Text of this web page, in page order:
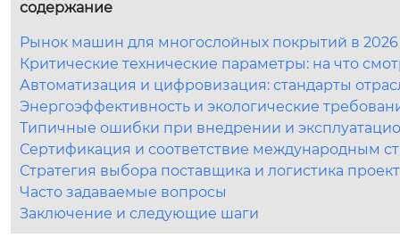
содержание
Рынок машин для многослойных покрытий в 2026
Критические технические параметры: на что
Автоматизация и цифровизация: стандарты
Энергоэффективность и экологические
Типичные ошибки при внедрении и
Сертификация и соответствие международным
Стратегия выбора поставщика и логистика
Часто задаваемые вопросы
Заключение и следующие шаги